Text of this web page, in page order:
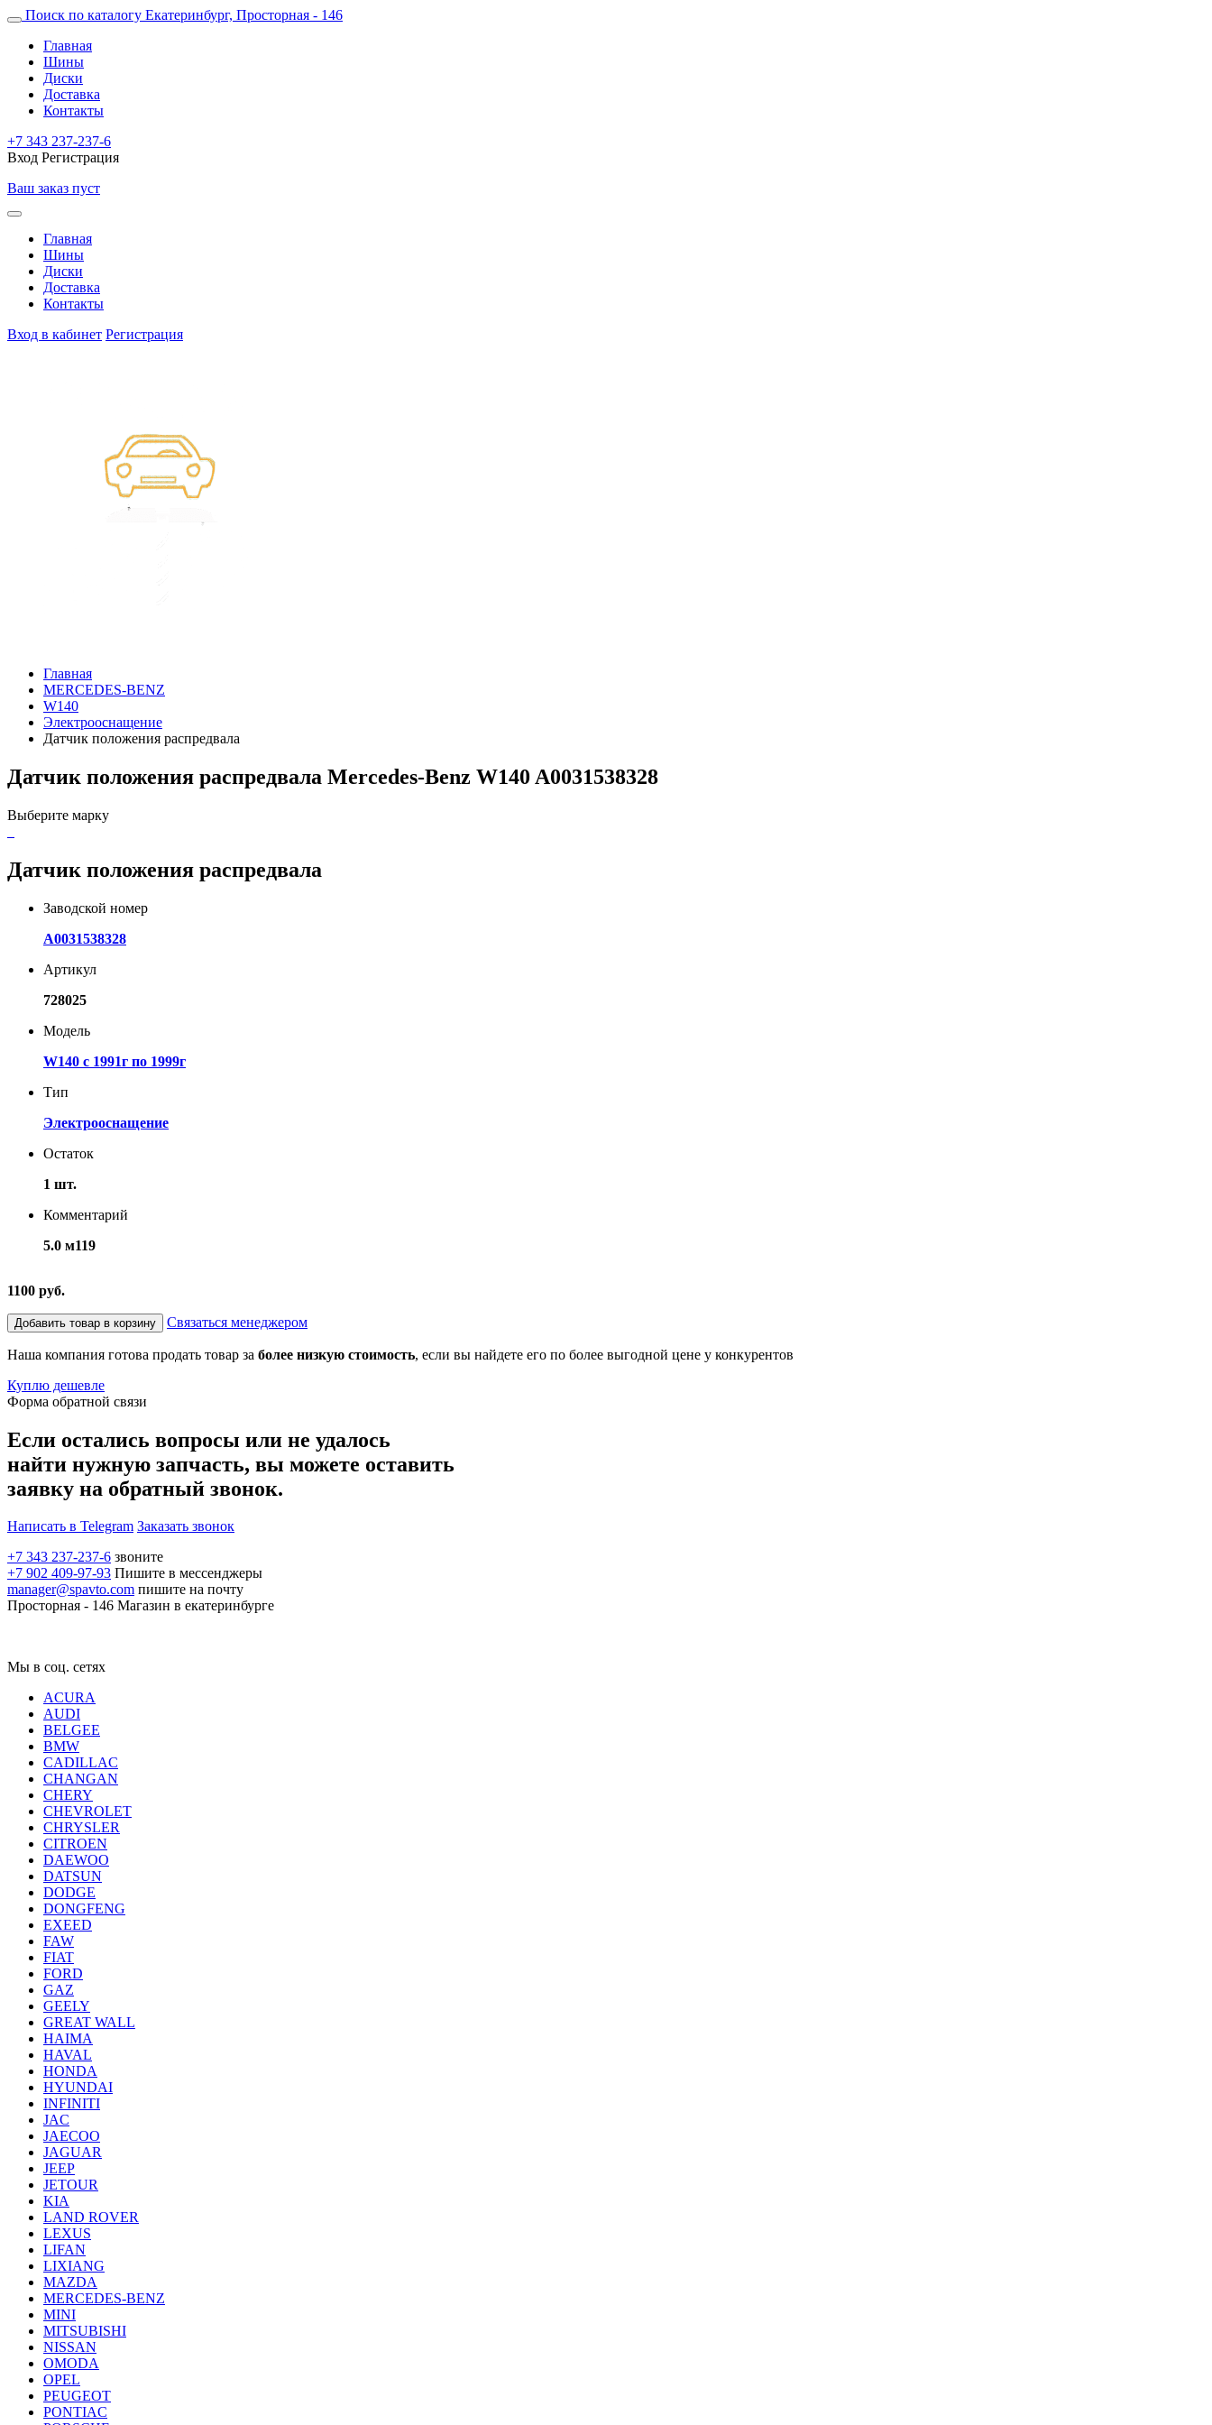
Поиск по каталогу Екатеринбург, Просторная - 146
Главная
Шины
Диски
Доставка
Контакты
+7 343 237-237-6
Вход Регистрация
Ваш заказ пуст
Главная
Шины
Диски
Доставка
Контакты
Вход в кабинет Регистрация
Главная
MERCEDES-BENZ
W140
Электрооснащение
Датчик положения распредвала
Датчик положения распредвала Mercedes-Benz W140 A0031538328
Выберите марку
Датчик положения распредвала
Заводской номер
A0031538328
Артикул
728025
Модель
W140 с 1991г по 1999г
Тип
Электрооснащение
Остаток
1 шт.
Комментарий
5.0 м119
1100 руб.
Добавить товар в корзину Связаться менеджером
Наша компания готова продать товар за более низкую стоимость, если вы найдете его по более выгодной цене у конкурентов
Куплю дешевле
Форма обратной связи
Если остались вопросы или не удалось
найти нужную запчасть, вы можете оставить
заявку на обратный звонок.
Написать в Telegram Заказать звонок
+7 343 237-237-6 звоните
+7 902 409-97-93 Пишите в мессенджеры
manager@spavto.com пишите на почту
Просторная - 146 Магазин в екатеринбурге
Мы в соц. сетях
ACURA
AUDI
BELGEE
BMW
CADILLAC
CHANGAN
CHERY
CHEVROLET
CHRYSLER
CITROEN
DAEWOO
DATSUN
DODGE
DONGFENG
EXEED
FAW
FIAT
FORD
GAZ
GEELY
GREAT WALL
HAIMA
HAVAL
HONDA
HYUNDAI
INFINITI
JAC
JAECOO
JAGUAR
JEEP
JETOUR
KIA
LAND ROVER
LEXUS
LIFAN
LIXIANG
MAZDA
MERCEDES-BENZ
MINI
MITSUBISHI
NISSAN
OMODA
OPEL
PEUGEOT
PONTIAC